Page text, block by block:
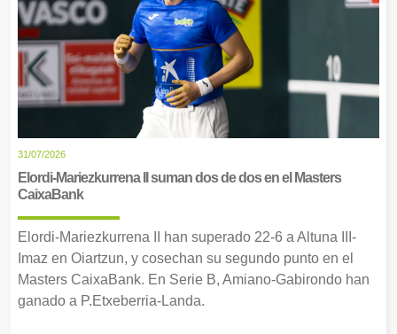
31/07/2026
Elordi-Mariezkurrena II suman dos de dos en el Masters
CaixaBank
Elordi-Mariezkurrena II han superado 22-6 a Altuna III-
Imaz en Oiartzun, y cosechan su segundo punto en el
Masters CaixaBank. En Serie B, Amiano-Gabirondo han
ganado a P.Etxeberria-Landa.